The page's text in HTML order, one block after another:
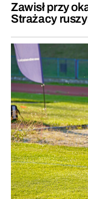
Zawisł przy
Strażacy